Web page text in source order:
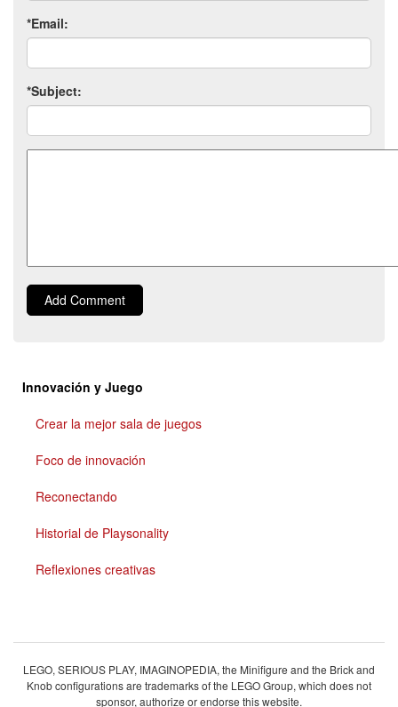
*Email:
*Subject:
Add Comment
Innovación y Juego
Crear la mejor sala de juegos
Foco de innovación
Reconectando
Historial de Playsonality
Reflexiones creativas
LEGO, SERIOUS PLAY, IMAGINOPEDIA, the Minifigure and the Brick and
Knob configurations are trademarks of the LEGO Group, which does not
sponsor, authorize or endorse this website.